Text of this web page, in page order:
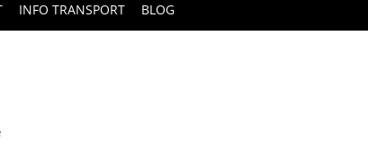
INFO TRANSPORT BLOG